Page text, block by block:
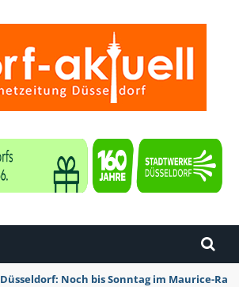
Düsseldorf: Noch bis Sonntag im Maurice-